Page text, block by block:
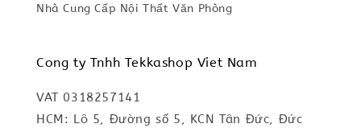
Nhà Cung Cấp Nội Thất Văn Phòng
Cong ty Tnhh Tekkashop Viet Nam
VAT 0318257141
HCM: Lô 5, Đường số 5, KCN Tân Đức, Đức